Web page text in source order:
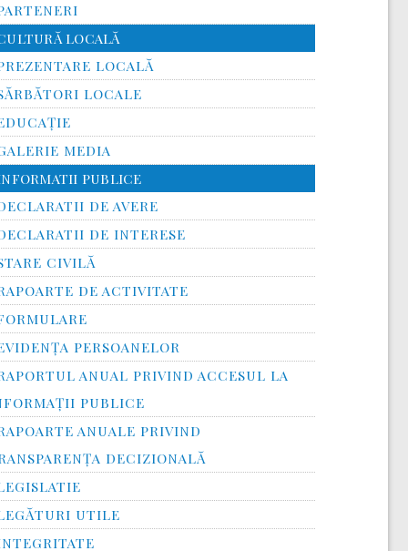
LOCALĂ
LOCALĂ
LOCALE
MEDIA
PUBLICE
DE AVERE
DE INTERESE
CIVILĂ
DE ACTIVITATE
PERSOANELOR
ANUAL PRIVIND ACCESUL LA
PUBLICE
ANUALE PRIVIND
DECIZIONALĂ
UTILE